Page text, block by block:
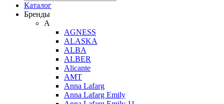
Каталог
Бренды
A
AGNESS
ALASKA
ALBA
ALBER
Alicante
AMT
Anna Lafarg
Anna Lafarg Emily